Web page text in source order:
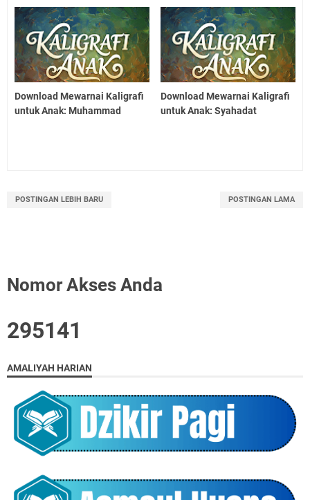
Download Mewarnai Kaligrafi
untuk Anak: Muhammad
Download Mewarnai Kaligrafi
untuk Anak: Syahadat
POSTINGAN LEBIH BARU POSTINGAN LAMA
Nomor Akses Anda
295141
AMALIYAH HARIAN